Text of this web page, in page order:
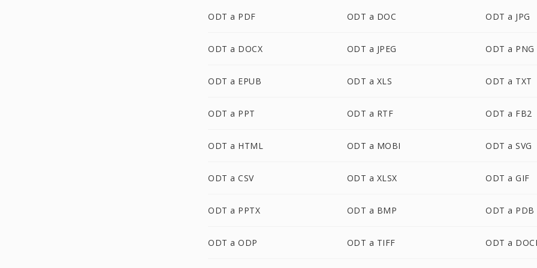
ODT a PDF ODT a DOC ODT a JPG
ODT a DOCX ODT a JPEG ODT a PNG
ODT a EPUB ODT a XLS ODT a TXT
ODT a PPT ODT a RTF ODT a FB2
ODT a HTML ODT a MOBI ODT a SVG
ODT a CSV ODT a XLSX ODT a GIF
ODT a PPTX ODT a BMP ODT a PDB
ODT a ODP ODT a TIFF ODT a